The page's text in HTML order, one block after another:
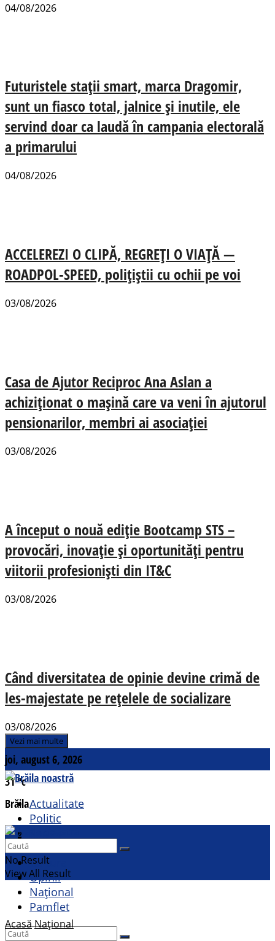
04/08/2026
Futuristele stații smart, marca Dragomir,
sunt un fiasco total, jalnice și inutile, ele
servind doar ca laudă în campania electorală
a primarului
04/08/2026
ACCELEREZI O CLIPĂ, REGREȚI O VIAȚĂ —
ROADPOL-SPEED, polițiștii cu ochii pe voi
03/08/2026
Casa de Ajutor Reciproc Ana Aslan a
achiziționat o mașină care va veni în ajutorul
pensionarilor, membri ai asociației
03/08/2026
A început o nouă ediție Bootcamp STS –
provocări, inovație și oportunități pentru
viitorii profesioniști din IT&C
03/08/2026
Când diversitatea de opinie devine crimă de
les-majestate pe rețelele de socializare
03/08/2026
Vezi mai multe
joi, august 6, 2026
31°c
Brăila
Contact
Actualitate
Politic
Cultural
Opinii
Național
Pamflet
No Result
View All Result
AcasăNațional